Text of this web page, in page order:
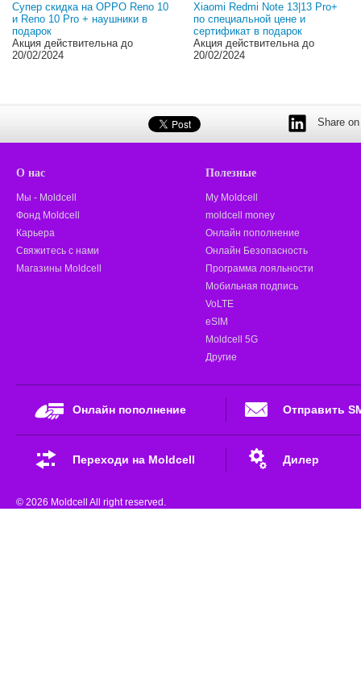
Супер скидка на OPPO Reno 10
и Reno 10 Pro + наушники в
подарок
Акция действительна до
20/02/2024
Xiaomi Redmi Note 13|13 Pro+
по специальной цене и
сертификат в подарок
Акция действительна до
20/02/2024
Share
О нас
Мы - Moldcell
Фонд Moldcell
Карьера
Свяжитесь с нами
Магазины Moldcell
Полезные
My Moldcell
moldcell money
Онлайн пополнение
Онлайн Безопасность
Программа лояльности
Мобильная подпись
VoLTE
eSIM
Moldcell 5G
Другие
Онлайн пополнение Отправить
Переходи на Moldcell Дилер
© 2026 Moldcell All right reserved.